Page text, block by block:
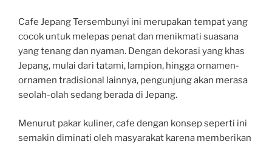
Cafe Jepang Tersembunyi ini merupakan tempat yang
cocok untuk melepas penat dan menikmati suasana
yang tenang dan nyaman. Dengan dekorasi yang khas
Jepang, mulai dari tatami, lampion, hingga ornamen-
ornamen tradisional lainnya, pengunjung akan merasa
seolah-olah sedang berada di Jepang.
Menurut pakar kuliner, cafe dengan konsep seperti ini
semakin diminati oleh masyarakat karena memberikan